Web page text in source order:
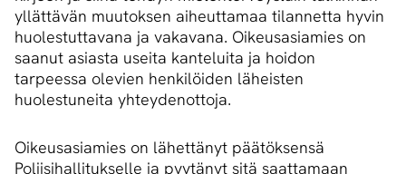
yllättävän muutoksen aiheuttamaa tilannetta hyvin
huolestuttavana ja vakavana. Oikeusasiamies on
saanut asiasta useita kanteluita ja hoidon
tarpeessa olevien henkilöiden läheisten
huolestuneita yhteydenottoja.
Oikeusasiamies on lähettänyt päätöksensä
Poliisihallitukselle ja pyytänyt sitä saattamaan